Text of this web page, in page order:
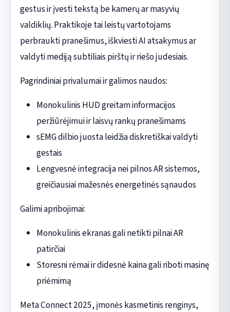
gestus ir įvesti tekstą be kamerų ar masyvių
valdiklių. Praktikoje tai leistų vartotojams
perbraukti pranešimus, iškviesti AI atsakymus ar
valdyti mediją subtiliais pirštų ir riešo judesiais.
Pagrindiniai privalumai ir galimos naudos:
Monokulinis HUD greitam informacijos
peržiūrėjimui ir laisvų rankų pranešimams
sEMG dilbio juosta leidžia diskretiškai valdyti
gestais
Lengvesnė integracija nei pilnos AR sistemos,
greičiausiai mažesnės energetinės sąnaudos
Galimi apribojimai:
Monokulinis ekranas gali netikti pilnai AR
patirčiai
Storesni rėmai ir didesnė kaina gali riboti masinę
priėmimą
Meta Connect 2025, įmonės kasmetinis renginys,